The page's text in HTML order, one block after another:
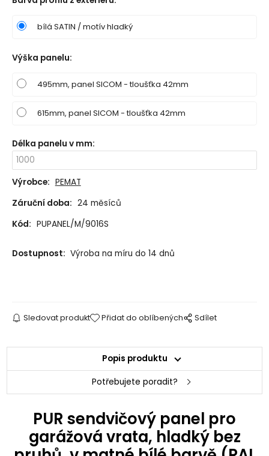
bílá SATIN / motív hladký
Výška panelu:
495mm, panel SICOM - tloušťka 42mm
615mm, panel SICOM - tloušťka 42mm
Délka panelu v mm:
Výrobce: PEMAT
Záruční doba: 24 měsíců
Kód: PUPANEL/M/9016S
Dostupnost: Výroba na míru do 14 dnů
Sledovat produkt Přidat do oblíbených Sdílet
Popis produktu
Potřebujete poradit?
PUR sendvičový panel pro
garážová vrata, hladký bez